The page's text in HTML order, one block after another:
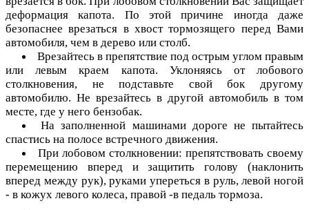
деформация капота. По этой причине иногда даже
безопаснее врезаться в хвост тормозящего перед Вами
автомобиля, чем в дерево или столб.
Врезайтесь в препятствие под острым углом правым
или левым краем капота. Уклоняясь от лобового
столкновения, не подставьте свой бок другому
автомобилю. Не врезайтесь в другой автомобиль в том
месте, где у него бензобак.
На заполненной машинами дороге не пытайтесь
спастись на полосе встречного движения.
При лобовом столкновении: препятствовать своему
перемещению вперед и защитить голову (наклонить
вперед между рук), руками упереться в руль, левой ногой
- в кожух левого колеса, правой -в педаль тормоза.